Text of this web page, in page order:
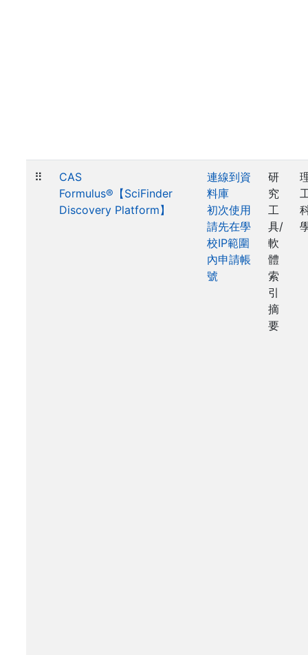
⠿
CAS
Formulus®【SciFinder
Discovery Platform】
連線到資
料庫
初次使用
請先在學
校IP範圍
內申請帳
號
研
究
工
具/
軟
體
索
引
摘
要